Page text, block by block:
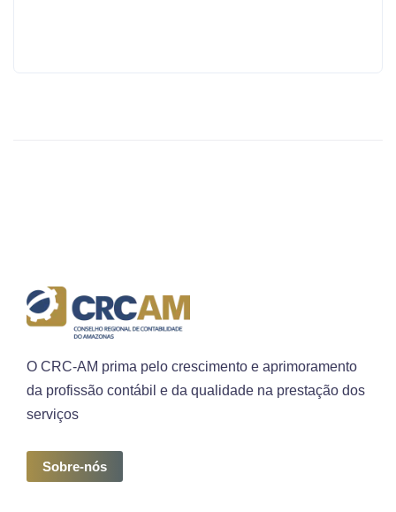
O CRC-AM prima pelo crescimento e aprimoramento
da profissão contábil e da qualidade na prestação dos
serviços
Sobre-nós